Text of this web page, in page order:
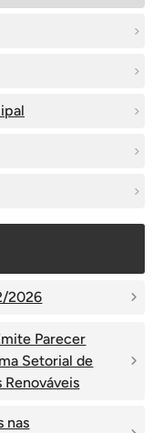
2026
Parecer
Setorial de
nas